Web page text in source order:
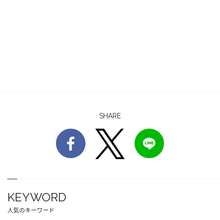
SHARE
KEYWORD
人気のキーワード